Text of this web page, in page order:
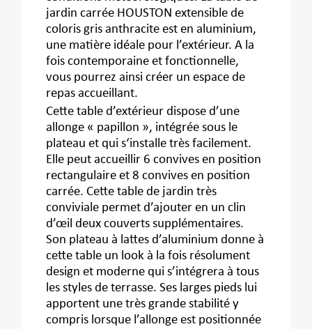
jardin carrée HOUSTON extensible de
coloris gris anthracite est en aluminium,
une matière idéale pour l’extérieur. A la
fois contemporaine et fonctionnelle,
vous pourrez ainsi créer un espace de
repas accueillant.
Cette table d’extérieur dispose d’une
allonge « papillon », intégrée sous le
plateau et qui s‘installe très facilement.
Elle peut accueillir 6 convives en position
rectangulaire et 8 convives en position
carrée. Cette table de jardin très
conviviale permet d’ajouter en un clin
d’œil deux couverts supplémentaires.
Son plateau à lattes d’aluminium donne à
cette table un look à la fois résolument
design et moderne qui s’intégrera à tous
les styles de terrasse. Ses larges pieds lui
apportent une très grande stabilité y
compris lorsque l’allonge est positionnée